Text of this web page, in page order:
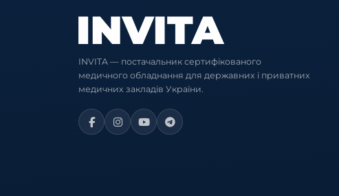
INVITA — постачальник сертифікованого
медичного обладнання для державних і приватних
медичних закладів України.